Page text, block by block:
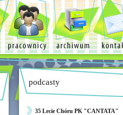
podcasty
35 Lecie Chóru PK "CANTATA"